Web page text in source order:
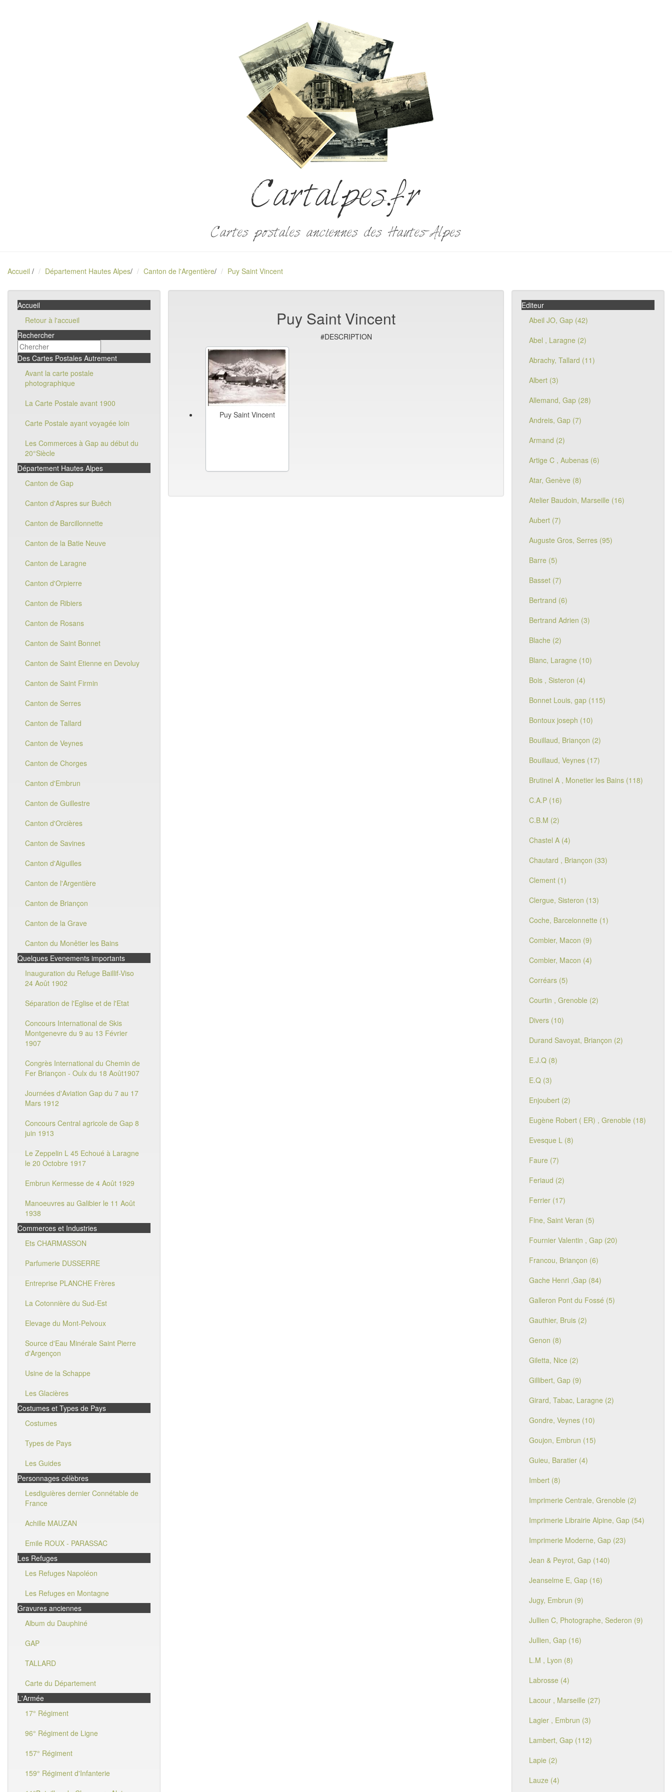
Cartalpes.fr
Cartes postales anciennes des Hautes-Alpes
Accueil / Département Hautes Alpes/ Canton de l'Argentière/ Puy Saint Vincent
Accueil
Retour à l'accueil
Rechercher
Des Cartes Postales Autrement
Avant la carte postale
photographique
La Carte Postale avant 1900
Carte Postale ayant voyagée loin
Les Commerces à Gap au début du
20°Siècle
Département Hautes Alpes
Canton de Gap
Canton d'Aspres sur Buëch
Canton de Barcillonnette
Canton de la Batie Neuve
Canton de Laragne
Canton d'Orpierre
Canton de Ribiers
Canton de Rosans
Canton de Saint Bonnet
Canton de Saint Etienne en Devoluy
Canton de Saint Firmin
Canton de Serres
Canton de Tallard
Canton de Veynes
Canton de Chorges
Canton d'Embrun
Canton de Guillestre
Canton d'Orcières
Canton de Savines
Canton d'Aiguilles
Canton de l'Argentière
Canton de Briançon
Canton de la Grave
Canton du Monêtier les Bains
Quelques Evenements importants
Inauguration du Refuge Baillif-Viso
24 Août 1902
Séparation de l'Eglise et de l'Etat
Concours International de Skis
Montgenevre du 9 au 13 Février
1907
Congrès International du Chemin de
Fer Briançon - Oulx du 18 Août1907
Journées d'Aviation Gap du 7 au 17
Mars 1912
Concours Central agricole de Gap 8
juin 1913
Le Zeppelin L 45 Echoué à Laragne
le 20 Octobre 1917
Embrun Kermesse de 4 Août 1929
Manoeuvres au Galibier le 11 Août
1938
Commerces et Industries
Ets CHARMASSON
Parfumerie DUSSERRE
Entreprise PLANCHE Frères
La Cotonnière du Sud-Est
Elevage du Mont-Pelvoux
Source d'Eau Minérale Saint Pierre
d'Argençon
Usine de la Schappe
Les Glacières
Costumes et Types de Pays
Costumes
Types de Pays
Les Guides
Personnages célèbres
Lesdiguières dernier Connétable de
France
Achille MAUZAN
Emile ROUX - PARASSAC
Les Refuges
Les Refuges Napoléon
Les Refuges en Montagne
Gravures anciennes
Album du Dauphiné
GAP
TALLARD
Carte du Département
L'Armée
17° Régiment
96° Régiment de Ligne
157° Régiment
159° Régiment d'Infanterie
Puy Saint Vincent
#DESCRIPTION
Puy Saint Vincent
Editeur
Abeil JO, Gap (42)
Abel , Laragne (2)
Abrachy, Tallard (11)
Albert (3)
Allemand, Gap (28)
Andreis, Gap (7)
Armand (2)
Artige C , Aubenas (6)
Atar, Genève (8)
Atelier Baudoin, Marseille (16)
Aubert (7)
Auguste Gros, Serres (95)
Barre (5)
Basset (7)
Bertrand (6)
Bertrand Adrien (3)
Blache (2)
Blanc, Laragne (10)
Bois , Sisteron (4)
Bonnet Louis, gap (115)
Bontoux joseph (10)
Bouillaud, Briançon (2)
Bouillaud, Veynes (17)
Brutinel A , Monetier les Bains (118)
C.A.P (16)
C.B.M (2)
Chastel A (4)
Chautard , Briançon (33)
Clement (1)
Clergue, Sisteron (13)
Coche, Barcelonnette (1)
Combier, Macon (9)
Combier, Macon (4)
Corréars (5)
Courtin , Grenoble (2)
Divers (10)
Durand Savoyat, Briançon (2)
E.J.Q (8)
E.Q (3)
Enjoubert (2)
Eugène Robert ( ER) , Grenoble (18)
Evesque L (8)
Faure (7)
Feriaud (2)
Ferrier (17)
Fine, Saint Veran (5)
Fournier Valentin , Gap (20)
Francou, Briançon (6)
Gache Henri ,Gap (84)
Galleron Pont du Fossé (5)
Gauthier, Bruis (2)
Genon (8)
Giletta, Nice (2)
Gillibert, Gap (9)
Girard, Tabac, Laragne (2)
Gondre, Veynes (10)
Goujon, Embrun (15)
Guieu, Baratier (4)
Imbert (8)
Imprimerie Centrale, Grenoble (2)
Imprimerie Librairie Alpine, Gap (54)
Imprimerie Moderne, Gap (23)
Jean & Peyrot, Gap (140)
Jeanselme E, Gap (16)
Jugy, Embrun (9)
Jullien C, Photographe, Sederon (9)
Jullien, Gap (16)
L.M , Lyon (8)
Labrosse (4)
Lacour , Marseille (27)
Lagier , Embrun (3)
Lambert, Gap (112)
Lapie (2)
Lauze (4)